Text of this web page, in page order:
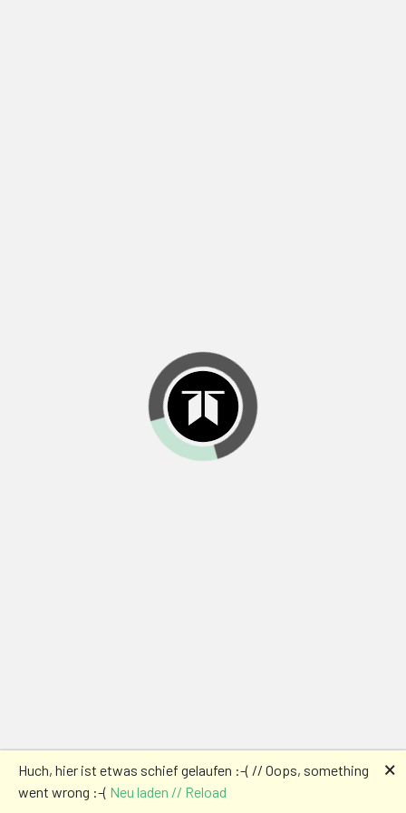
Huch, hier ist etwas schief gelaufen :-( // Oops, something
went wrong :-( Neu laden // Reload
🗙